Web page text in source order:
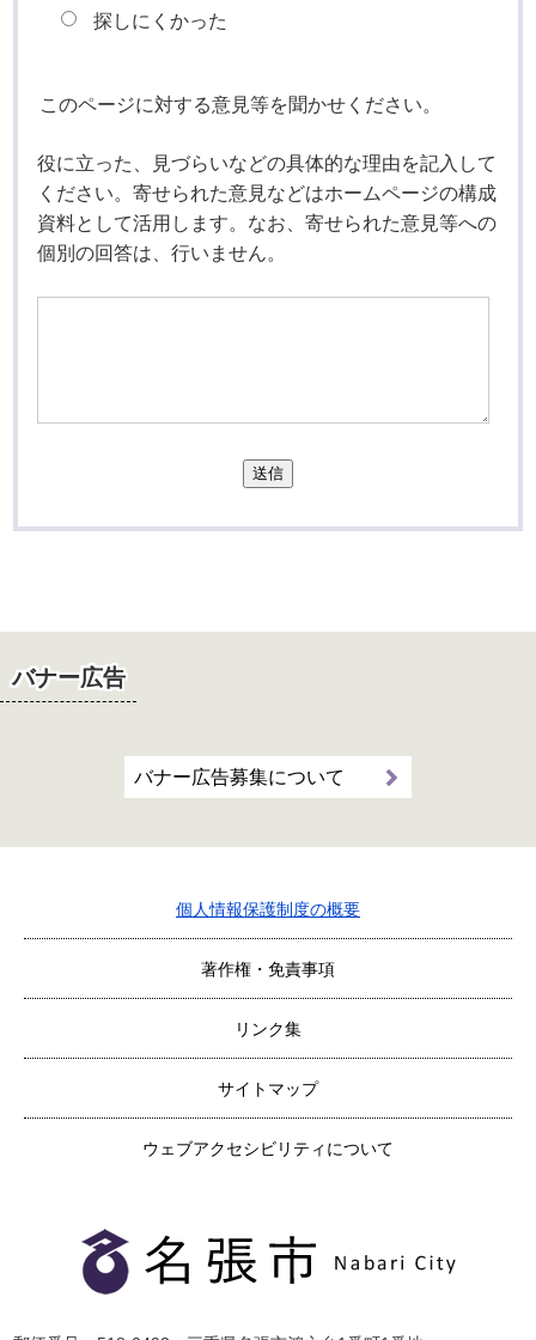
探しにくかった
このページに対する意見等を聞かせください。
役に立った、見づらいなどの具体的な理由を記入して
ください。寄せられた意見などはホームページの構成
資料として活用します。なお、寄せられた意見等への
個別の回答は、行いません。
送信
バナー広告
バナー広告募集について
個人情報保護制度の概要
著作権・免責事項
リンク集
サイトマップ
ウェブアクセシビリティについて